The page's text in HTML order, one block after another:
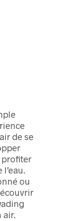
de se
profiter
ou
air.